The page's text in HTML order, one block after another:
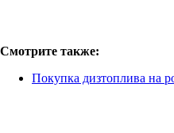
Смотрите также:
Покупка дизтоплива на